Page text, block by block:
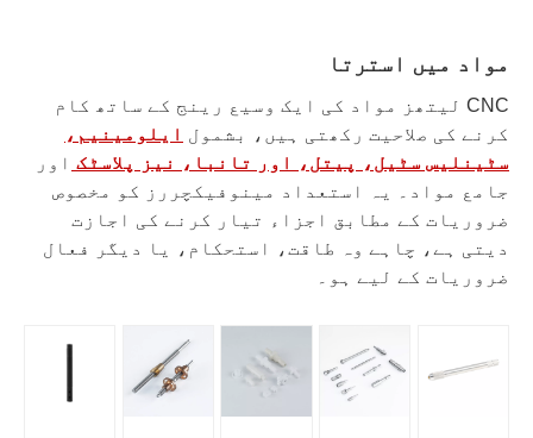
مواد میں استرتا
CNC لیتھز مواد کی ایک وسیع رینج کے ساتھ کام
کرنے کی صلاحیت رکھتی ہیں، بشمول ایلومینیم،
سٹینلیس سٹیل، پیتل، اور تانبا، نیز پلاسٹک اور
جامع مواد۔ یہ استعداد مینوفیکچررز کو مخصوص
ضروریات کے مطابق اجزاء تیار کرنے کی اجازت
دیتی ہے، چاہے وہ طاقت، استحکام، یا دیگر فعال
ضروریات کے لیے ہو۔